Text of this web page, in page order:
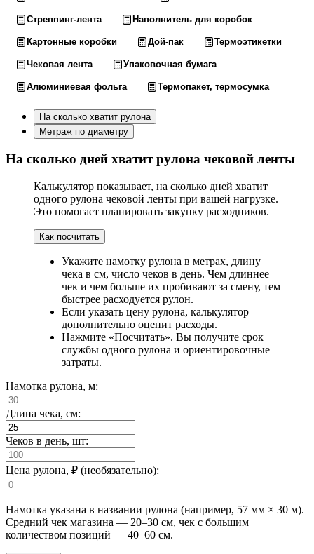
Стреппинг-лента Наполнитель для коробок
Картонные коробки Дой-пак Термоэтикетки
Чековая лента Упаковочная бумага
Алюминиевая фольга Термопакет, термосумка
На сколько хватит рулона
Метраж по диаметру
На сколько дней хватит рулона чековой ленты
Калькулятор показывает, на сколько дней хватит
одного рулона чековой ленты при вашей нагрузке.
Это помогает планировать закупку расходников.
Как посчитать
Укажите намотку рулона в метрах, длину
чека в см, число чеков в день. Чем длиннее
чек и чем больше их пробивают за смену, тем
быстрее расходуется рулон.
Если указать цену рулона, калькулятор
дополнительно оценит расходы.
Нажмите «Посчитать». Вы получите срок
службы одного рулона и ориентировочные
затраты.
Намотка рулона, м:
Длина чека, см:
Чеков в день, шт:
Цена рулона, ₽ (необязательно):
Намотка указана в названии рулона (например, 57 мм × 30 м).
Средний чек магазина — 20–30 см, чек с большим
количеством позиций — 40–60 см.